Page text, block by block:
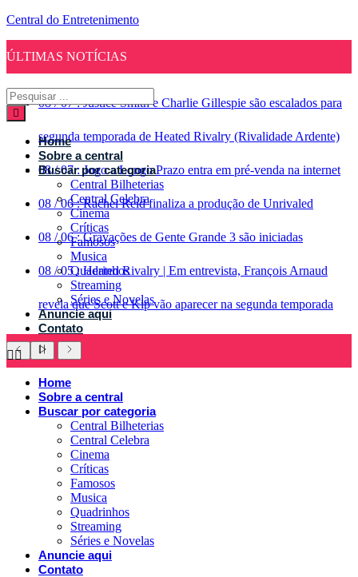
Central do Entretenimento
ÚLTIMAS NOTÍCIAS
08 / 07 : Justice Smith e Charlie Gillespie são escalados para
segunda temporada de Heated Rivalry (Rivalidade Ardente)
08 / 07 : Jogo a Longo Prazo entra em pré-venda na internet
08 / 06 : Rachel Reid finaliza a produção de Unrivaled
08 / 06 : Gravações de Gente Grande 3 são iniciadas
08 / 05 : Heated Rivalry | Em entrevista, François Arnaud
revela que Scott e Kip vão aparecer na segunda temporada
Home
Sobre a central
Buscar por categoria
Central Bilheterias
Central Celebra
Cinema
Críticas
Famosos
Musica
Quadrinhos
Streaming
Séries e Novelas
Anuncie aqui
Contato
Home
Sobre a central
Buscar por categoria
Central Bilheterias
Central Celebra
Cinema
Críticas
Famosos
Musica
Quadrinhos
Streaming
Séries e Novelas
Anuncie aqui
Contato